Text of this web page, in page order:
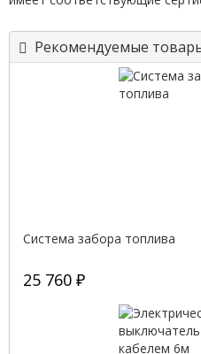
Рекомендуемые
Система забора топлива
25 760 ₽